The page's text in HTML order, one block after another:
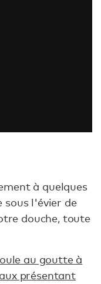
à quelques
sous l'évier de
douche, toute
au goutte à
présentant